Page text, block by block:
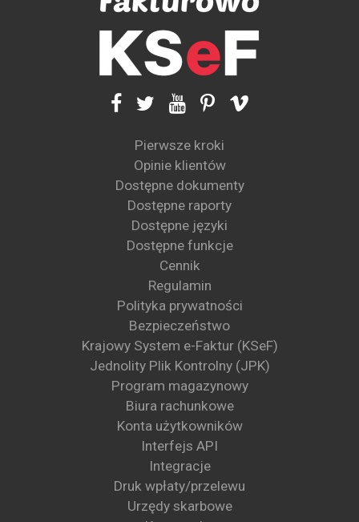
Pierwsze kroki
Opinie klientów
Dostępne dokumenty
Dostępne raporty
Dostępne języki
Dostępne funkcje
Cennik
Regulamin
Polityka prywatności
Bezpieczeństwo
Krajowy System e-Faktur (KSeF)
Jednolity Plik Kontrolny (JPK)
Program magazynowy
Biura rachunkowe
Konta użytkowników
Interfejs API
Integracje
Druk wpłaty/przelewu
Urzędy skarbowe